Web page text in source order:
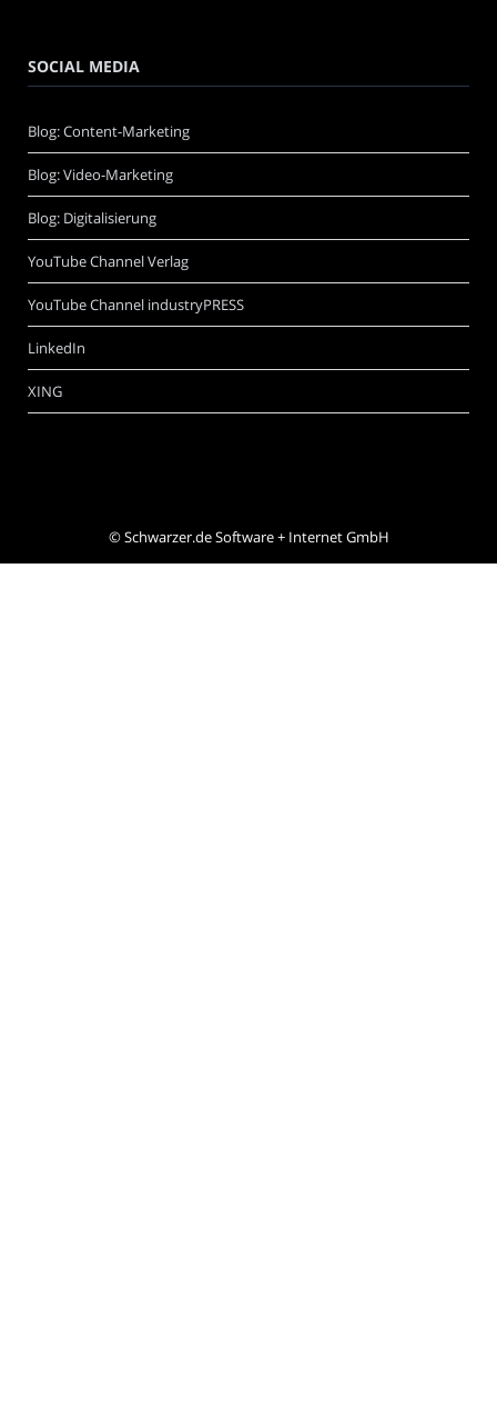
SOCIAL MEDIA
Blog: Content-Marketing
Blog: Video-Marketing
Blog: Digitalisierung
YouTube Channel Verlag
YouTube Channel industryPRESS
LinkedIn
XING
©Schwarzer.de Software + Internet GmbH